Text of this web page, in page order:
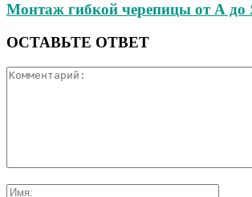
Монтаж гибкой черепицы от А до
ОСТАВЬТЕ ОТВЕТ